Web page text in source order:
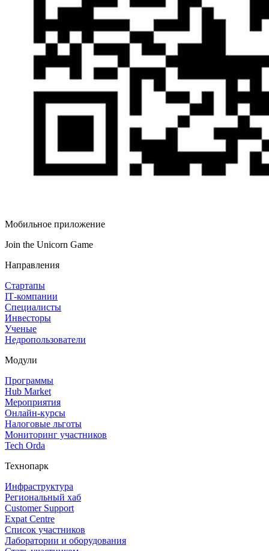
Мобильное приложение
Join the Unicorn Game
Направления
Стартапы
IT‑компании
Специалисты
Инвесторы
Ученые
Недропользователи
Модули
Программы
Hub Market
Мероприятия
Онлайн‑курсы
Налоговые льготы
Мониторинг участников
Tech Orda
Технопарк
Инфраструктура
Региональный хаб
Customer Support
Expat Centre
Список участников
Лаборатории и оборудования